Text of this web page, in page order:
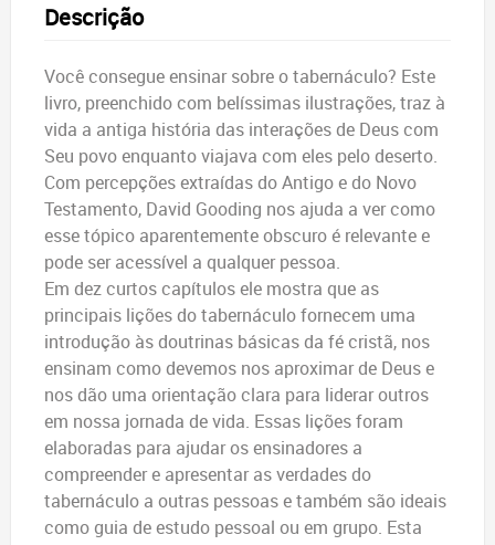
Descrição
Você consegue ensinar sobre o tabernáculo? Este
livro, preenchido com belíssimas ilustrações, traz à
vida a antiga história das interações de Deus com
Seu povo enquanto viajava com eles pelo deserto.
Com percepções extraídas do Antigo e do Novo
Testamento, David Gooding nos ajuda a ver como
esse tópico aparentemente obscuro é relevante e
pode ser acessível a qualquer pessoa.
Em dez curtos capítulos ele mostra que as
principais lições do tabernáculo fornecem uma
introdução às doutrinas básicas da fé cristã, nos
ensinam como devemos nos aproximar de Deus e
nos dão uma orientação clara para liderar outros
em nossa jornada de vida. Essas lições foram
elaboradas para ajudar os ensinadores a
compreender e apresentar as verdades do
tabernáculo a outras pessoas e também são ideais
como guia de estudo pessoal ou em grupo. Esta